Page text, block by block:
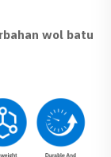
wol batu